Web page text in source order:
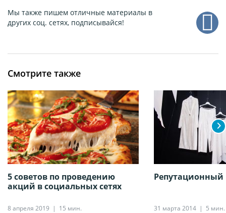
Мы также пишем отличные материалы в
других соц. сетях, подписывайся!
Смотрите также
5 советов по проведению
акций в социальных сетях
8 апреля 2019 15 мин. 31 марта 2014 5 мин.